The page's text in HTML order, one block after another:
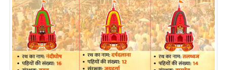
ज्यो
ति
ष
प्र
भु